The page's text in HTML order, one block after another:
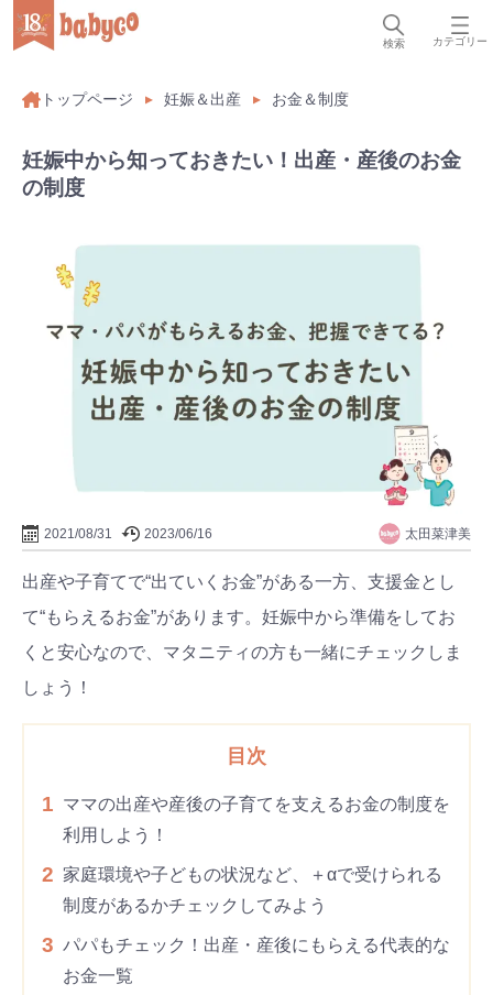
検索 カテゴリー
トップページ 妊娠＆出産 お金＆制度
妊娠中から知っておきたい！出産・産後のお金
の制度
2021/08/31 2023/06/16 太田菜津美
出産や子育てで“出ていくお金”がある一方、支援金とし
て“もらえるお金”があります。妊娠中から準備をしてお
くと安心なので、マタニティの方も一緒にチェックしま
しょう！
目次
1 ママの出産や産後の子育てを支えるお金の制度を
利用しよう！
2 家庭環境や子どもの状況など、＋αで受けられる
制度があるかチェックしてみよう
3 パパもチェック！出産・産後にもらえる代表的な
お金一覧